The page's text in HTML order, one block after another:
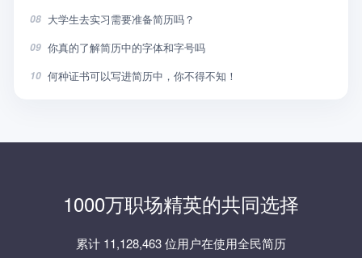
08 大学生去实习需要准备简历吗？
09 你真的了解简历中的字体和字号吗
10 何种证书可以写进简历中，你不得不知！
1000万职场精英的共同选择
累计 11,128,463 位用户在使用全民简历